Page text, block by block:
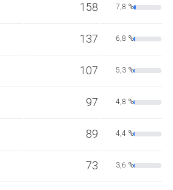
158 7,8 %
137 6,8 %
107 5,3 %
97 4,8 %
89 4,4 %
73 3,6 %